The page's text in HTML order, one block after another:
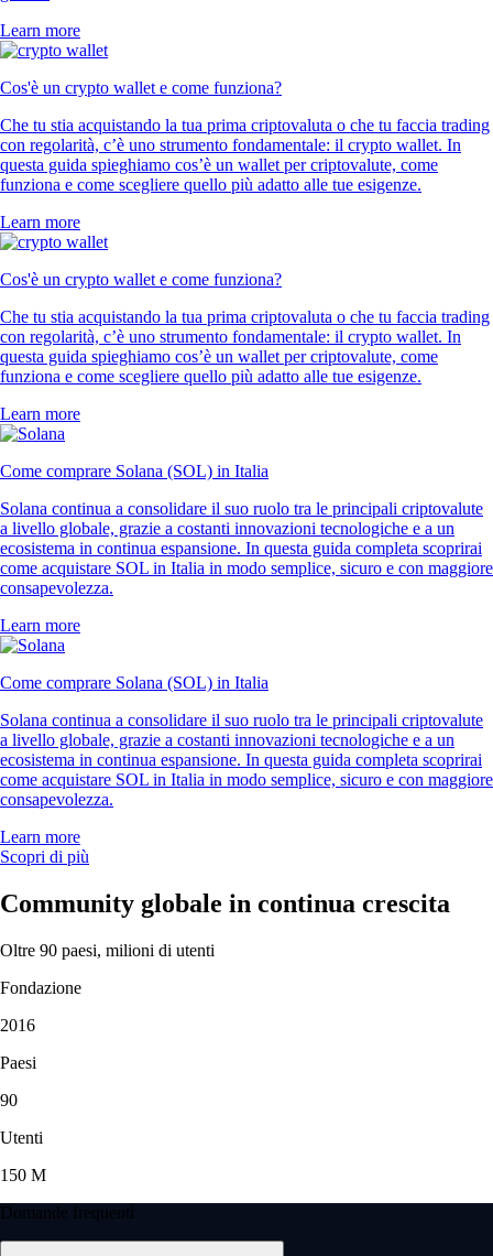
Learn more
Cos'è un crypto wallet e come funziona?
Che tu stia acquistando la tua prima criptovaluta o che tu faccia trading
con regolarità, c’è uno strumento fondamentale: il crypto wallet. In
questa guida spieghiamo cos’è un wallet per criptovalute, come
funziona e come scegliere quello più adatto alle tue esigenze.
Learn more
Cos'è un crypto wallet e come funziona?
Che tu stia acquistando la tua prima criptovaluta o che tu faccia trading
con regolarità, c’è uno strumento fondamentale: il crypto wallet. In
questa guida spieghiamo cos’è un wallet per criptovalute, come
funziona e come scegliere quello più adatto alle tue esigenze.
Learn more
Come comprare Solana (SOL) in Italia
Solana continua a consolidare il suo ruolo tra le principali criptovalute
a livello globale, grazie a costanti innovazioni tecnologiche e a un
ecosistema in continua espansione. In questa guida completa scoprirai
come acquistare SOL in Italia in modo semplice, sicuro e con maggiore
consapevolezza.
Learn more
Come comprare Solana (SOL) in Italia
Solana continua a consolidare il suo ruolo tra le principali criptovalute
a livello globale, grazie a costanti innovazioni tecnologiche e a un
ecosistema in continua espansione. In questa guida completa scoprirai
come acquistare SOL in Italia in modo semplice, sicuro e con maggiore
consapevolezza.
Learn more
Scopri di più
Community globale in continua crescita
Oltre 90 paesi, milioni di utenti
Fondazione
2016
Paesi
90
Utenti
150 M
Domande frequenti